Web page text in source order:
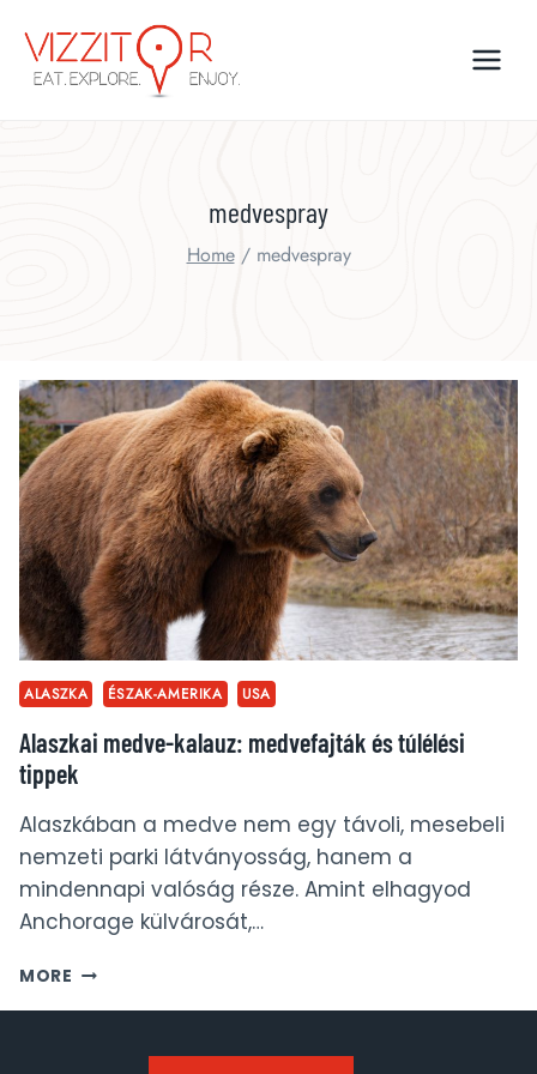
content
medvespray
Home / medvespray
ALASZKA ÉSZAK-AMERIKA USA
Alaszkai medve-kalauz: medvefajták és túlélési
tippek
Alaszkában a medve nem egy távoli, mesebeli
nemzeti parki látványosság, hanem a
mindennapi valóság része. Amint elhagyod
Anchorage külvárosát,…
MORE ALASZKAI